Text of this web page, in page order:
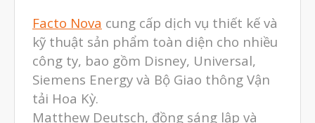
Dịch Vụ Kiểm Tra Chất Lượng
Mockup Buck
Dịch vụ thiết kế khuôn đúc
Giải Pháp
Facto Nova cung cấp dịch vụ thiết kế và
kỹ thuật sản phẩm toàn diện cho nhiều
công ty, bao gồm Disney, Universal,
Siemens Energy và Bộ Giao thông Vận
tải Hoa Kỳ.
Matthew Deutsch, đồng sáng lập và